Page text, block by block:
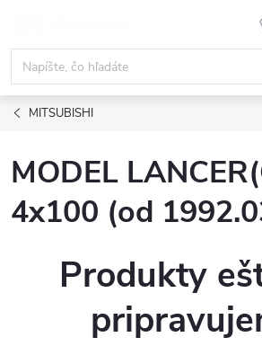
obsah
MITSUBISHI
MODEL
4x100 (od
Produkty